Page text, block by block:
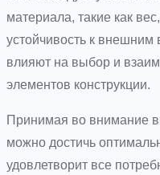
материала, такие как
устойчивость к
влияют на выбор и
элементов конструкции.
Принимая во внимание
можно достичь
удовлетворит все